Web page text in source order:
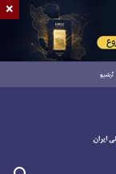
آرشیو
×